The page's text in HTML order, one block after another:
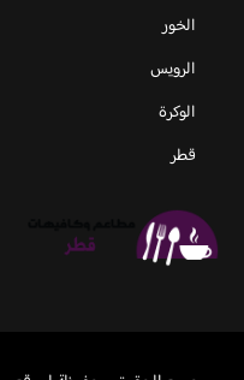
الخور
الرويس
الوكرة
قطر